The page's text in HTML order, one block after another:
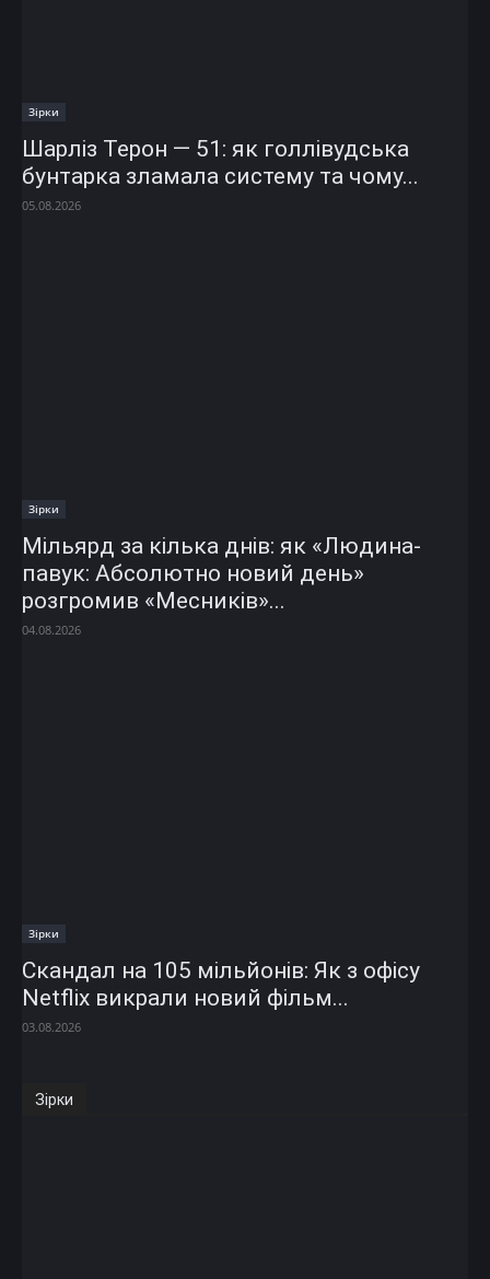
Зірки
Шарліз Терон — 51: як голлівудська
бунтарка зламала систему та чому...
05.08.2026
Зірки
Мільярд за кілька днів: як «Людина-
павук: Абсолютно новий день»
розгромив «Месників»...
04.08.2026
Зірки
Скандал на 105 мільйонів: Як з офісу
Netflix викрали новий фільм...
03.08.2026
Зірки